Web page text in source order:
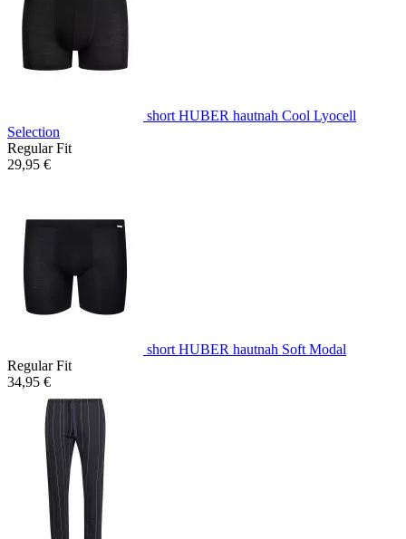
short HUBER hautnah Cool Lyocell
Selection
Regular Fit
29,95 €
short HUBER hautnah Soft Modal
Regular Fit
34,95 €